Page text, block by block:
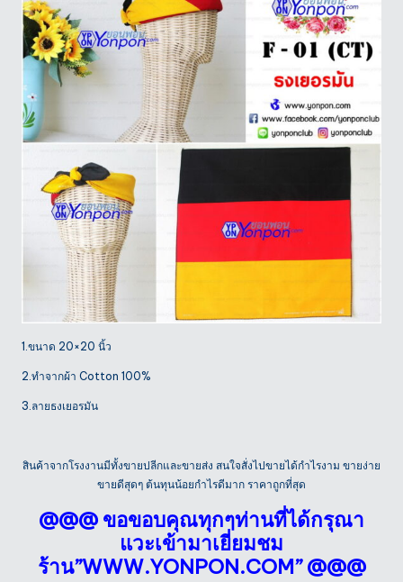
1.ขนาด 20×20 นิ้ว
2.ทำจากผ้า Cotton 100%
3.ลายธงเยอรมัน
สินค้าจากโรงงานมีทั้งขายปลีกและขายส่ง สนใจสั่งไปขายได้กำไรงาม ขายง่าย
ขายดีสุดๆ ต้นทุนน้อยกำไรดีมาก ราคาถูกที่สุด
@@@ ขอขอบคุณทุกๆท่านที่ได้กรุณา
แวะเข้ามาเยี่ยมชม
ร้าน”WWW.YONPON.COM” @@@